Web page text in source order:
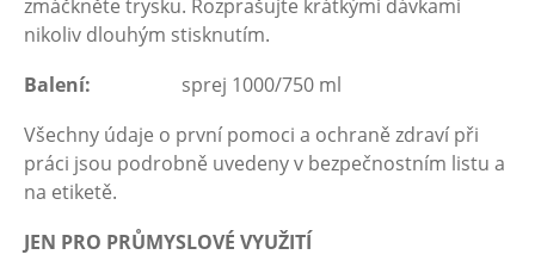
zmáčkněte trysku. Rozprašujte krátkými dávkami
nikoliv dlouhým stisknutím.
Balení: sprej 1000/750 ml
Všechny údaje o první pomoci a ochraně zdraví při
práci jsou podrobně uvedeny v bezpečnostním listu a
na etiketě.
JEN PRO PRŮMYSLOVÉ VYUŽITÍ